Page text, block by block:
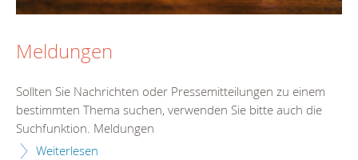
Meldungen
Sollten Sie Nachrichten oder Pressemitteilungen zu einem
bestimmten Thema suchen, verwenden Sie bitte auch die
Suchfunktion. Meldungen
Weiterlesen